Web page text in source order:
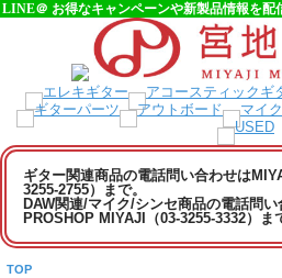
LINE＠ お得なキャンペーンや新製品情報を
ギター関連商品の電話問い合わせは
3255-2755）まで。
DAW関連/マイク/シンセ商品の電話問
PROSHOP MIYAJI（03-3255-3332）ま
TOP